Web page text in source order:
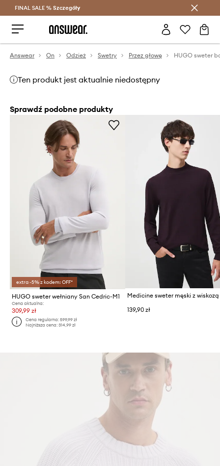
Oszczędzaj z Answear Club >
FINAL SALE % Szczegóły
Answear On Odzież Swetry Przez głowę HUGO sweter
Ten produkt jest aktualnie niedostępny
Sprawdź podobne produkty
extra -5% z kodem: OFF*
HUGO sweter wełniany San Cedric-M1
Cena aktualna:
309,99 zł
Cena regularna:599,99 zł
Najniższa cena:314,99 zł
Medicine sweter męski z wiskozą
139,90 zł